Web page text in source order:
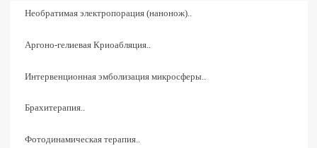
Необратимая электропорация (нанонож)..
Аргоно-гелиевая Криоабляция..
Интервенционная эмболизация микросферы..
Брахитерапия..
Фотодинамическая терапия..